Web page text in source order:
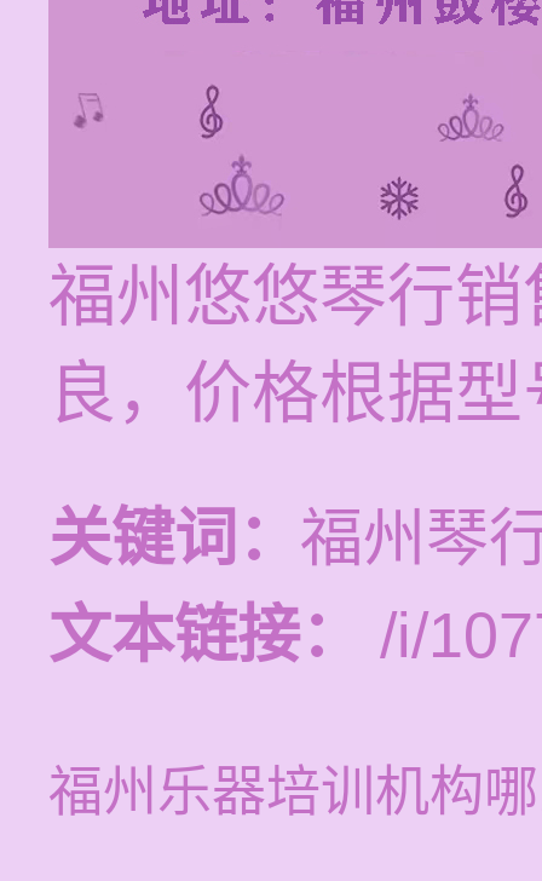
福州悠悠琴行
良，价格根据
关键词： 福州琴
文本链接：
/i/
福州乐器培训机构